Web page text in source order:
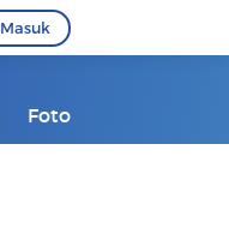
Masuk
Foto